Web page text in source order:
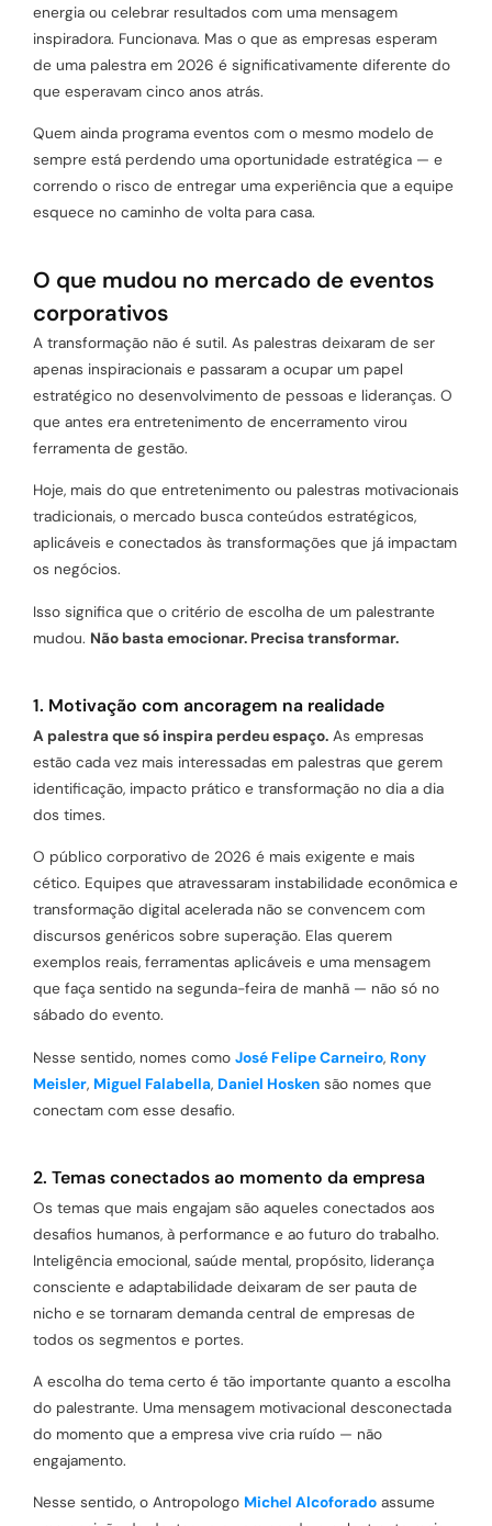
energia ou celebrar resultados com uma mensagem
inspiradora. Funcionava. Mas o que as empresas esperam
de uma palestra em 2026 é significativamente diferente do
que esperavam cinco anos atrás.
Quem ainda programa eventos com o mesmo modelo de
sempre está perdendo uma oportunidade estratégica — e
correndo o risco de entregar uma experiência que a equipe
esquece no caminho de volta para casa.
O que mudou no mercado de eventos
corporativos
A transformação não é sutil. As palestras deixaram de ser
apenas inspiracionais e passaram a ocupar um papel
estratégico no desenvolvimento de pessoas e lideranças. O
que antes era entretenimento de encerramento virou
ferramenta de gestão.
Hoje, mais do que entretenimento ou palestras motivacionais
tradicionais, o mercado busca conteúdos estratégicos,
aplicáveis e conectados às transformações que já impactam
os negócios.
Isso significa que o critério de escolha de um palestrante
mudou. Não basta emocionar. Precisa transformar.
1. Motivação com ancoragem na realidade
A palestra que só inspira perdeu espaço. As empresas
estão cada vez mais interessadas em palestras que gerem
identificação, impacto prático e transformação no dia a dia
dos times.
O público corporativo de 2026 é mais exigente e mais
cético. Equipes que atravessaram instabilidade econômica e
transformação digital acelerada não se convencem com
discursos genéricos sobre superação. Elas querem
exemplos reais, ferramentas aplicáveis e uma mensagem
que faça sentido na segunda-feira de manhã — não só no
sábado do evento.
Nesse sentido, nomes como José Felipe Carneiro, Rony
Meisler, Miguel Falabella, Daniel Hosken são nomes que
conectam com esse desafio.
2. Temas conectados ao momento da empresa
Os temas que mais engajam são aqueles conectados aos
desafios humanos, à performance e ao futuro do trabalho.
Inteligência emocional, saúde mental, propósito, liderança
consciente e adaptabilidade deixaram de ser pauta de
nicho e se tornaram demanda central de empresas de
todos os segmentos e portes.
A escolha do tema certo é tão importante quanto a escolha
do palestrante. Uma mensagem motivacional desconectada
do momento que a empresa vive cria ruído — não
engajamento.
Nesse sentido, o Antropologo Michel Alcoforado assume